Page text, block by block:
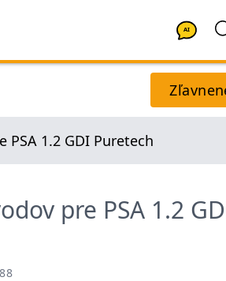
AI
PSA 1.2 GDI Puretech
pre PSA 1.2